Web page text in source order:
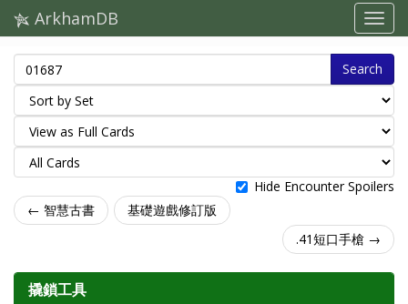
ArkhamDB
Search
Hide Encounter Spoilers
← 智慧古書
基礎遊戲修訂版
.41短口手槍 →
撬鎖工具